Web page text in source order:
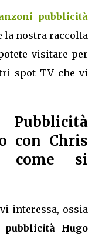
pubblicità
la nostra raccolta
visitare per
spot TV che vi
con Chris
come si
interessa, ossia
pubblicità Hugo